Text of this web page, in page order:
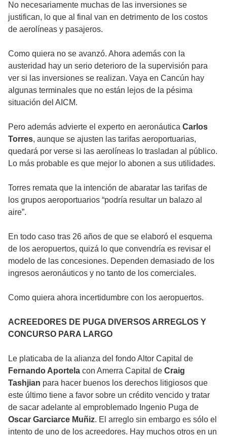
No necesariamente muchas de las inversiones se
justifican, lo que al final van en detrimento de los costos
de aerolíneas y pasajeros.
Como quiera no se avanzó. Ahora además con la
austeridad hay un serio deterioro de la supervisión para
ver si las inversiones se realizan. Vaya en Cancún hay
algunas terminales que no están lejos de la pésima
situación del AICM.
Pero además advierte el experto en aeronáutica Carlos
Torres, aunque se ajusten las tarifas aeroportuarias,
quedará por verse si las aerolíneas lo trasladan al público.
Lo más probable es que mejor lo abonen a sus utilidades.
Torres remata que la intención de abaratar las tarifas de
los grupos aeroportuarios “podría resultar un balazo al
aire”.
En todo caso tras 26 años de que se elaboró el esquema
de los aeropuertos, quizá lo que convendría es revisar el
modelo de las concesiones. Dependen demasiado de los
ingresos aeronáuticos y no tanto de los comerciales.
Como quiera ahora incertidumbre con los aeropuertos.
ACREEDORES DE PUGA DIVERSOS ARREGLOS Y
CONCURSO PARA LARGO
Le platicaba de la alianza del fondo Altor Capital de
Fernando Aportela con Amerra Capital de Craig
Tashjian para hacer buenos los derechos litigiosos que
este último tiene a favor sobre un crédito vencido y tratar
de sacar adelante al emproblemado Ingenio Puga de
Oscar Garciarce Muñiz. El arreglo sin embargo es sólo el
intento de uno de los acreedores. Hay muchos otros en un